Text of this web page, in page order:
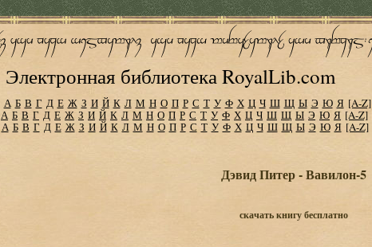
Электронная библиотека RoyalLib.com
А Б В Г Д Е Ж З И Й К Л М Н О П Р С Т У Ф Х Ц Ч Ш Щ Ы Э Ю Я [A-Z]
А Б В Г Д Е Ж З И Й К Л М Н О П Р С Т У Ф Х Ц Ч Ш Щ Ы Э Ю Я [A-Z]
А Б В Г Д Е Ж З И Й К Л М Н О П Р С Т У Ф Х Ц Ч Ш Щ Ы Э Ю Я [A-Z]
Дэвид Питер - Вавилон-5
скачать книгу бесплатно